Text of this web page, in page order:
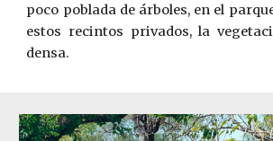
poco poblada de árboles, en el
estos recintos privados, la
densa.